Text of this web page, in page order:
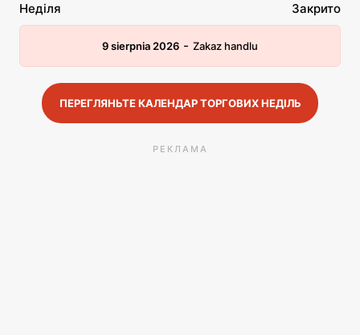
Неділя
Закрито
9 sierpnia 2026 - Zakaz handlu
ПЕРЕГЛЯНЬТЕ КАЛЕНДАР ТОРГОВИХ НЕДІЛЬ
РЕКЛАМА